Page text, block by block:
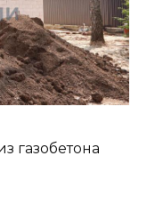
газобетона